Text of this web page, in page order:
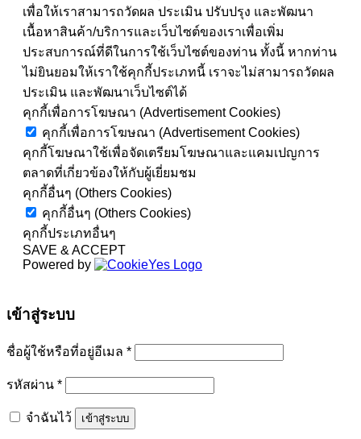
เพื่อให้เราสามารถวัดผล ประเมิน ปรับปรุง และพัฒนา
เนื้อหาสินค้า/บริการและเว็บไซต์ของเราเพื่อเพิ่ม
ประสบการณ์ที่ดีในการใช้เว็บไซต์ของท่าน ทั้งนี้ หากท่าน
ไม่ยินยอมให้เราใช้คุกกี้ประเภทนี้ เราจะไม่สามารถวัดผล
ประเมิน และพัฒนาเว็บไซต์ได้
คุกกี้เพื่อการโฆษณา (Advertisement Cookies)
คุกกี้เพื่อการโฆษณา (Advertisement Cookies)
คุกกี้โฆษณาใช้เพื่อจัดเตรียมโฆษณาและแคมเปญการ
ตลาดที่เกี่ยวข้องให้กับผู้เยี่ยมชม
คุกกี้อื่นๆ (Others Cookies)
คุกกี้อื่นๆ (Others Cookies)
คุกกี้ประเภทอื่นๆ
SAVE & ACCEPT
Powered by
เข้าสู่ระบบ
ชื่อผู้ใช้หรือที่อยู่อีเมล *ต้องการ
รหัสผ่าน *ต้องการ
จำฉันไว้ เข้าสู่ระบบ